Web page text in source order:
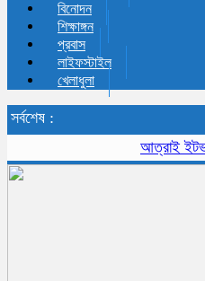
বিনোদন
শিক্ষাঙ্গন
প্রবাস
লাইফস্টাইল
খেলাধুলা
সর্বশেষ :
আত্রাই ইটভাটার